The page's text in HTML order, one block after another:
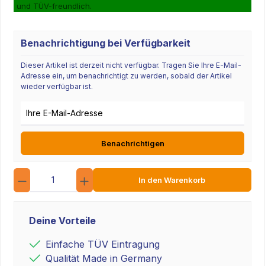
und TÜV-freundlich.
Benachrichtigung bei Verfügbarkeit
Dieser Artikel ist derzeit nicht verfügbar. Tragen Sie Ihre E-Mail-
Adresse ein, um benachrichtigt zu werden, sobald der Artikel
wieder verfügbar ist.
Benachrichtigen
Anzahl
In den Warenkorb
Deine Vorteile
Einfache TÜV Eintragung
Qualität Made in Germany